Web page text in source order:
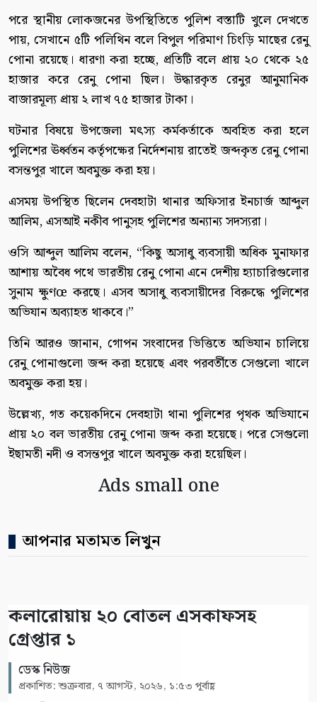
পরে স্থানীয় লোকজনের উপস্থিতিতে পুলিশ বস্তাটি খুলে দেখতে
পায়, সেখানে ৫টি পলিথিন বলে বিপুল পরিমাণ চিংড়ি মাছের রেনু
পোনা রয়েছে। ধারণা করা হচ্ছে, প্রতিটি বলে প্রায় ২০ থেকে ২৫
হাজার করে রেনু পোনা ছিল। উদ্ধারকৃত রেনুর আনুমানিক
বাজারমূল্য প্রায় ২ লাখ ৭৫ হাজার টাকা।
ঘটনার বিষয়ে উপজেলা মৎস্য কর্মকর্তাকে অবহিত করা হলে
পুলিশের ঊর্ধ্বতন কর্তৃপক্ষের নির্দেশনায় রাতেই জব্দকৃত রেনু পোনা
বসন্তপুর খালে অবমুক্ত করা হয়।
এসময় উপস্থিত ছিলেন দেবহাটা থানার অফিসার ইনচার্জ আব্দুল
আলিম, এসআই নকীব পানুসহ পুলিশের অন্যান্য সদস্যরা।
ওসি আব্দুল আলিম বলেন, “কিছু অসাধু ব্যবসায়ী অধিক মুনাফার
আশায় অবৈধ পথে ভারতীয় রেনু পোনা এনে দেশীয় হ্যাচারিগুলোর
সুনাম ক্ষুণœ করছে। এসব অসাধু ব্যবসায়ীদের বিরুদ্ধে পুলিশের
অভিযান অব্যাহত থাকবে।”
তিনি আরও জানান, গোপন সংবাদের ভিত্তিতে অভিযান চালিয়ে
রেনু পোনাগুলো জব্দ করা হয়েছে এবং পরবর্তীতে সেগুলো খালে
অবমুক্ত করা হয়।
উল্লেখ্য, গত কয়েকদিনে দেবহাটা থানা পুলিশের পৃথক অভিযানে
প্রায় ২০ বল ভারতীয় রেনু পোনা জব্দ করা হয়েছে। পরে সেগুলো
ইছামতী নদী ও বসন্তপুর খালে অবমুক্ত করা হয়েছিল।
Ads small one
আপনার মতামত লিখুন
কলারোয়ায় ২০ বোতল এসকাফসহ
গ্রেপ্তার ১
ডেস্ক নিউজ
প্রকাশিত: শুক্রবার, ৭ আগস্ট, ২০২৬, ১:৫৩ পূর্বাহ্ণ